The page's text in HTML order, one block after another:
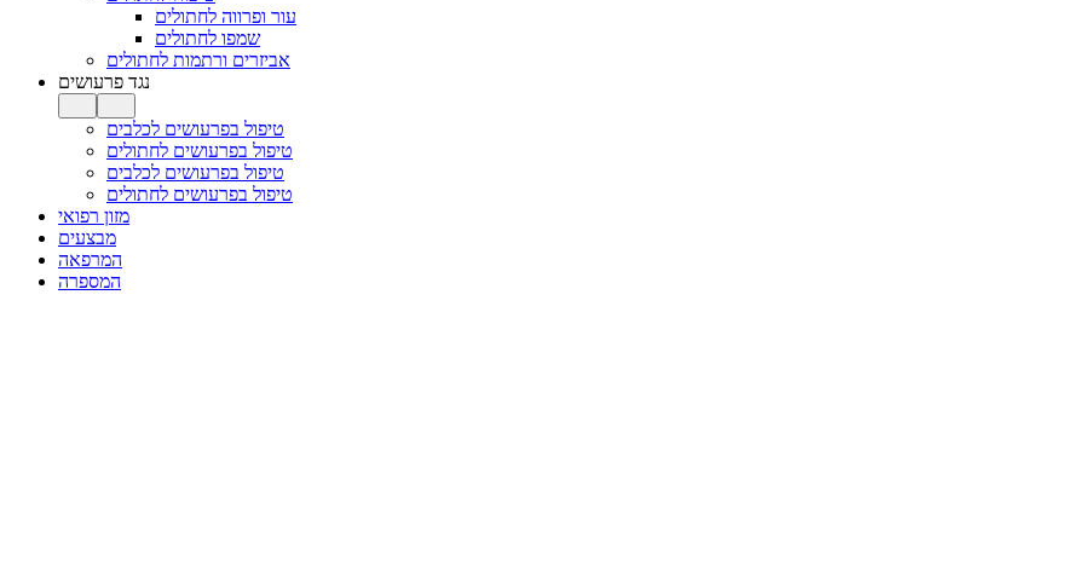
עור ופרווה לחתולים
שמפו לחתולים
אביזרים ורתמות לחתולים
נגד פרעושים
טיפול בפרעושים לכלבים
טיפול בפרעושים לחתולים
טיפול בפרעושים לכלבים
טיפול בפרעושים לחתולים
מזון רפואי
מבצעים
המרפאה
המספרה